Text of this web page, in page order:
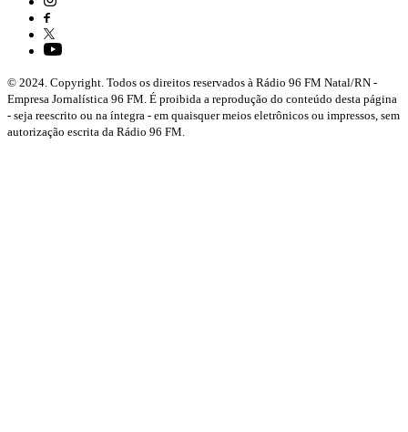
© 2024. Copyright. Todos os direitos reservados à Rádio 96 FM Natal/RN -
Empresa Jornalística 96 FM. É proibida a reprodução do conteúdo desta página
- seja reescrito ou na íntegra - em quaisquer meios eletrônicos ou impressos, sem
autorização escrita da Rádio 96 FM.